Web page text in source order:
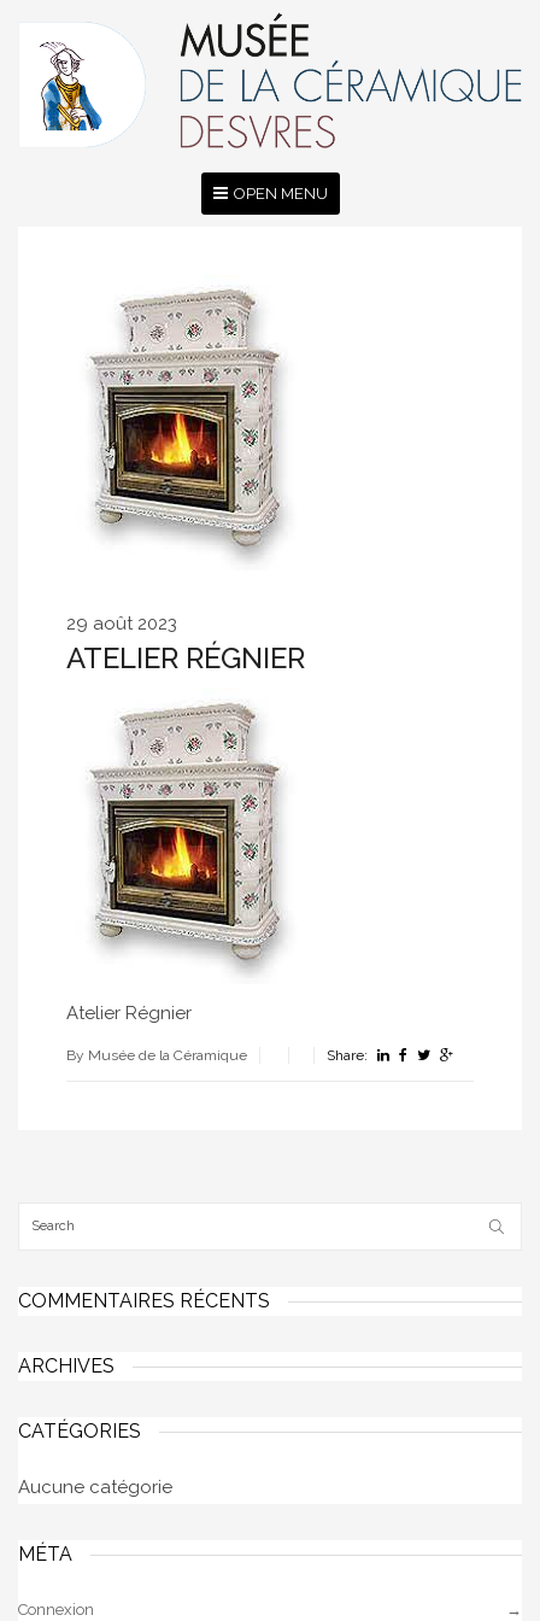
OPEN MENU
29 août 2023
ATELIER RÉGNIER
Atelier Régnier
By Musée de la Céramique Share:
COMMENTAIRES RÉCENTS
ARCHIVES
CATÉGORIES
Aucune catégorie
MÉTA
Connexion